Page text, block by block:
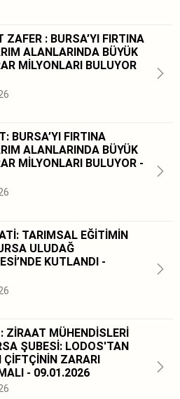
ZAFER : BURSA’YI FIRTINA
ALANLARINDA BÜYÜK
MİLYONLARI BULUYOR
BURSA’YI FIRTINA
ALANLARINDA BÜYÜK
MİLYONLARI BULUYOR -
TARIMSAL EĞİTİMİN
ULUDAĞ
KUTLANDI -
ZİRAAT MÜHENDİSLERİ
ŞUBESİ: LODOS'TAN
ÇİFTÇİNİN ZARARI
- 09.01.2026